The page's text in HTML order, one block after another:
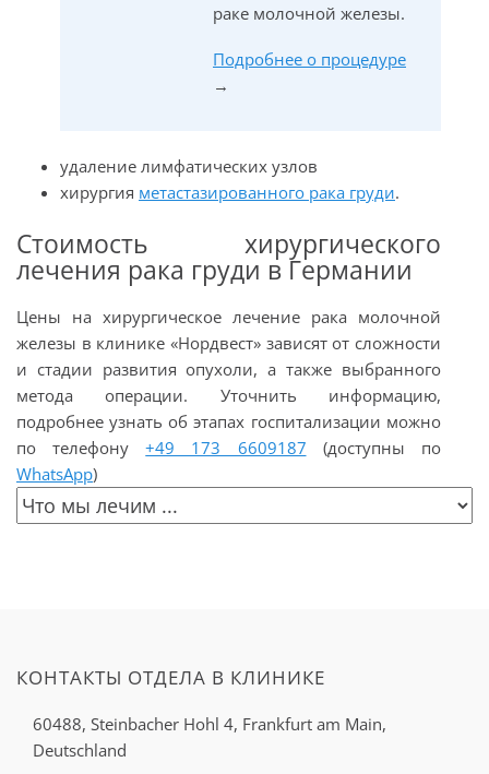
раке молочной железы.
Подробнее о процедуре
→
удаление лимфатических узлов
хирургия метастазированного рака груди.
Стоимость хирургического
лечения рака груди в Германии
Цены на хирургическое лечение рака молочной
железы в клинике «Нордвест» зависят от сложности
и стадии развития опухоли, а также выбранного
метода операции. Уточнить информацию,
подробнее узнать об этапах госпитализации можно
по телефону+49 173 6609187 (доступны по
WhatsApp)
КОНТАКТЫ ОТДЕЛА В КЛИНИКЕ
60488, Steinbacher Hohl 4, Frankfurt am Main,
Deutschland